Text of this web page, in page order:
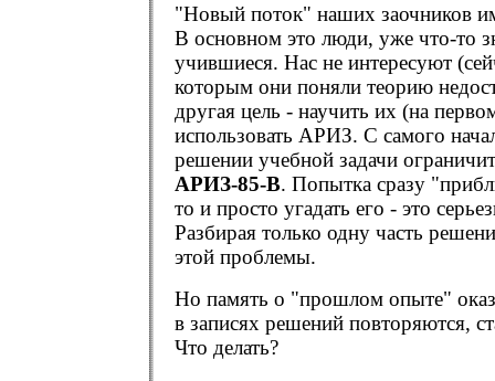
"Новый поток" наших заочников
В основном это люди, уже что-то
учившиеся. Нас не интересуют
которым они поняли теорию
другая цель - научить их (на
использовать АРИЗ. С самого
решении учебной задачи
АРИЗ-85-В. Попытка сразу
то и просто угадать его - это
Разбирая только одну часть
этой проблемы.
Но память о "прошлом опыте"
в записях решений повторяются,
Что делать?